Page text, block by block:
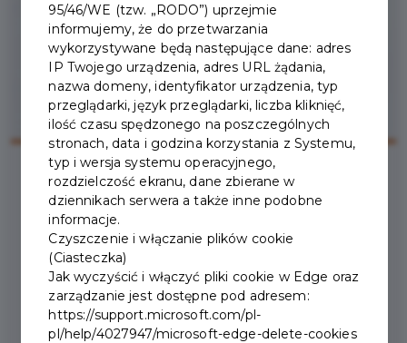
2026-02-03
ZMIANA TERMINU
WIELKIEGO FINAŁU
PUCHARU ZAKOPANEGO
95/46/WE (tzw. „RODO”) uprzejmie
informujemy, że do przetwarzania
wykorzystywane będą następujące dane: adres
IP Twojego urządzenia, adres URL żądania,
nazwa domeny, identyfikator urządzenia, typ
przeglądarki, język przeglądarki, liczba kliknięć,
ilość czasu spędzonego na poszczególnych
stronach, data i godzina korzystania z Systemu,
typ i wersja systemu operacyjnego,
rozdzielczość ekranu, dane zbierane w
dziennikach serwera a także inne podobne
informacje.
Czyszczenie i włączanie plików cookie
(Ciasteczka)
Jak wyczyścić i włączyć pliki cookie w Edge oraz
zarządzanie jest dostępne pod adresem:
https://support.microsoft.com/pl-
pl/help/4027947/microsoft-edge-delete-cookies